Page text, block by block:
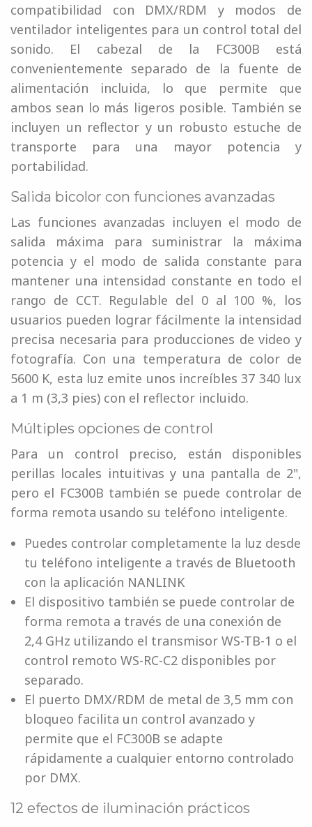
compatibilidad con DMX/RDM y modos de
ventilador inteligentes para un control total del
sonido. El cabezal de la FC300B está
convenientemente separado de la fuente de
alimentación incluida, lo que permite que
ambos sean lo más ligeros posible. También se
incluyen un reflector y un robusto estuche de
transporte para una mayor potencia y
portabilidad.
Salida bicolor con funciones avanzadas
Las funciones avanzadas incluyen el modo de
salida máxima para suministrar la máxima
potencia y el modo de salida constante para
mantener una intensidad constante en todo el
rango de CCT. Regulable del 0 al 100 %, los
usuarios pueden lograr fácilmente la intensidad
precisa necesaria para producciones de video y
fotografía. Con una temperatura de color de
5600 K, esta luz emite unos increíbles 37 340 lux
a 1 m (3,3 pies) con el reflector incluido.
Múltiples opciones de control
Para un control preciso, están disponibles
perillas locales intuitivas y una pantalla de 2",
pero el FC300B también se puede controlar de
forma remota usando su teléfono inteligente.
Puedes controlar completamente la luz desde
tu teléfono inteligente a través de Bluetooth
con la aplicación NANLINK
El dispositivo también se puede controlar de
forma remota a través de una conexión de
2,4 GHz utilizando el transmisor WS-TB-1 o el
control remoto WS-RC-C2 disponibles por
separado.
El puerto DMX/RDM de metal de 3,5 mm con
bloqueo facilita un control avanzado y
permite que el FC300B se adapte
rápidamente a cualquier entorno controlado
por DMX.
12 efectos de iluminación prácticos